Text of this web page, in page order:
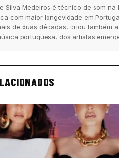
Silva Medeiros é técnico de som
com maior longevidade em
de duas décadas, criou também
portuguesa, dos artistas